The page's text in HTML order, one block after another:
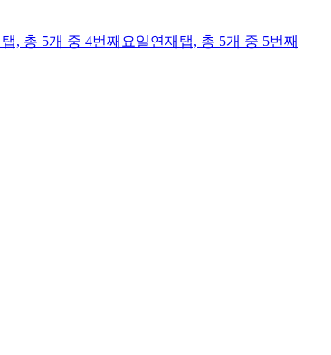
탭, 총 5개 중 4번째 요일연재 탭, 총 5개 중 5번째